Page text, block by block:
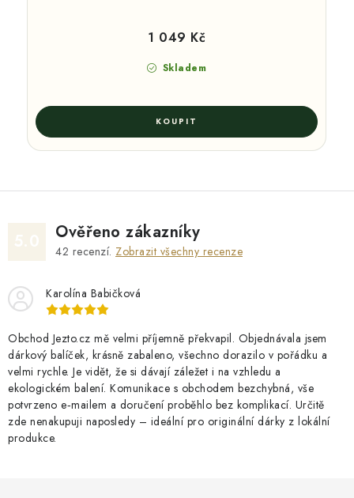
Skladem
1 049 Kč
Ověřeno zákazníky
42 recenzí. Zobrazit všechny recenze
Karolína Babičková
Obchod Jezto.cz mě velmi příjemně překvapil. Objednávala jsem
dárkový balíček, krásně zabaleno, všechno dorazilo v pořádku a
velmi rychle. Je vidět, že si dávají záležet i na vzhledu a
ekologickém balení. Komunikace s obchodem bezchybná, vše
potvrzeno e‑mailem a doručení proběhlo bez komplikací. Určitě
zde nenakupuji naposledy – ideální pro originální dárky z lokální
produkce.